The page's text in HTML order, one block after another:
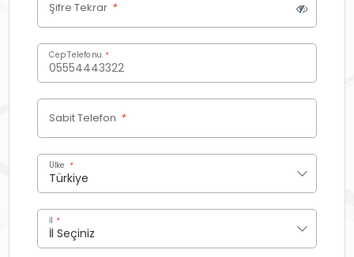
Şifre Tekrar *
Cep Telefonu *
Sabit Telefon *
Ülke *
İl *